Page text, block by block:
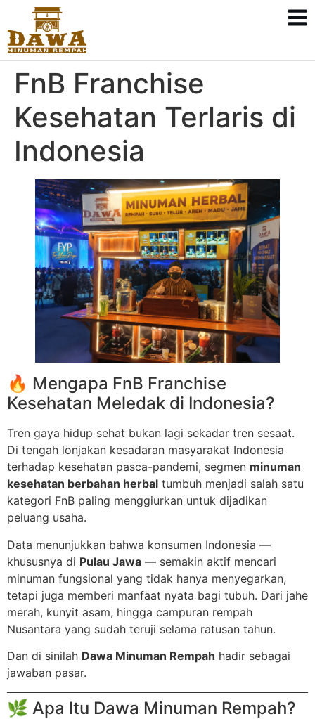
FnB Franchise
Kesehatan Terlaris di
Indonesia
🔥 Mengapa FnB Franchise
Kesehatan Meledak di Indonesia?
Tren gaya hidup sehat bukan lagi sekadar tren sesaat.
Di tengah lonjakan kesadaran masyarakat Indonesia
terhadap kesehatan pasca-pandemi, segmen minuman
kesehatan berbahan herbal tumbuh menjadi salah satu
kategori FnB paling menggiurkan untuk dijadikan
peluang usaha.
Data menunjukkan bahwa konsumen Indonesia —
khususnya di Pulau Jawa — semakin aktif mencari
minuman fungsional yang tidak hanya menyegarkan,
tetapi juga memberi manfaat nyata bagi tubuh. Dari jahe
merah, kunyit asam, hingga campuran rempah
Nusantara yang sudah teruji selama ratusan tahun.
Dan di sinilah Dawa Minuman Rempah hadir sebagai
jawaban pasar.
🌿 Apa Itu Dawa Minuman Rempah?